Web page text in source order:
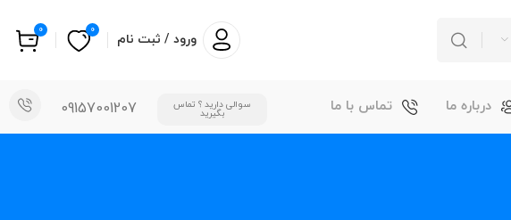
ورود / ثبت نام
0
0
درباره ما تماس با ما سوالی دارید ؟ تماس
بگیرید 09157001207